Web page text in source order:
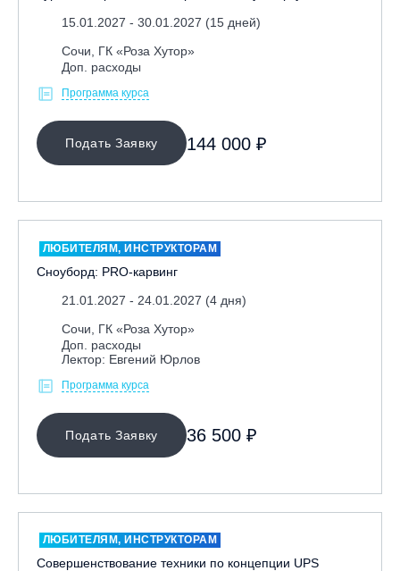
15.01.2027 - 30.01.2027 (15 дней)
Сочи, ГК «Роза Хутор»
Доп. расходы
Программа курса
Подать Заявку 144 000 ₽
ЛЮБИТЕЛЯМ, ИНСТРУКТОРАМ
Сноуборд: PRO-карвинг
21.01.2027 - 24.01.2027 (4 дня)
Сочи, ГК «Роза Хутор»
Доп. расходы
Лектор: Евгений Юрлов
Программа курса
Подать Заявку 36 500 ₽
ЛЮБИТЕЛЯМ, ИНСТРУКТОРАМ
Совершенствование техники по концепции UPS